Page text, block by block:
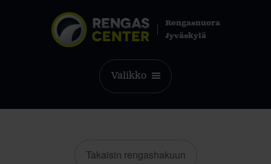
Rengasnuora
Jyväskylä
Valikko
Takaisin rengashakuun